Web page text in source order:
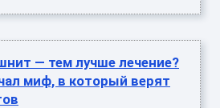
— тем лучше лечение?
миф, в который верят